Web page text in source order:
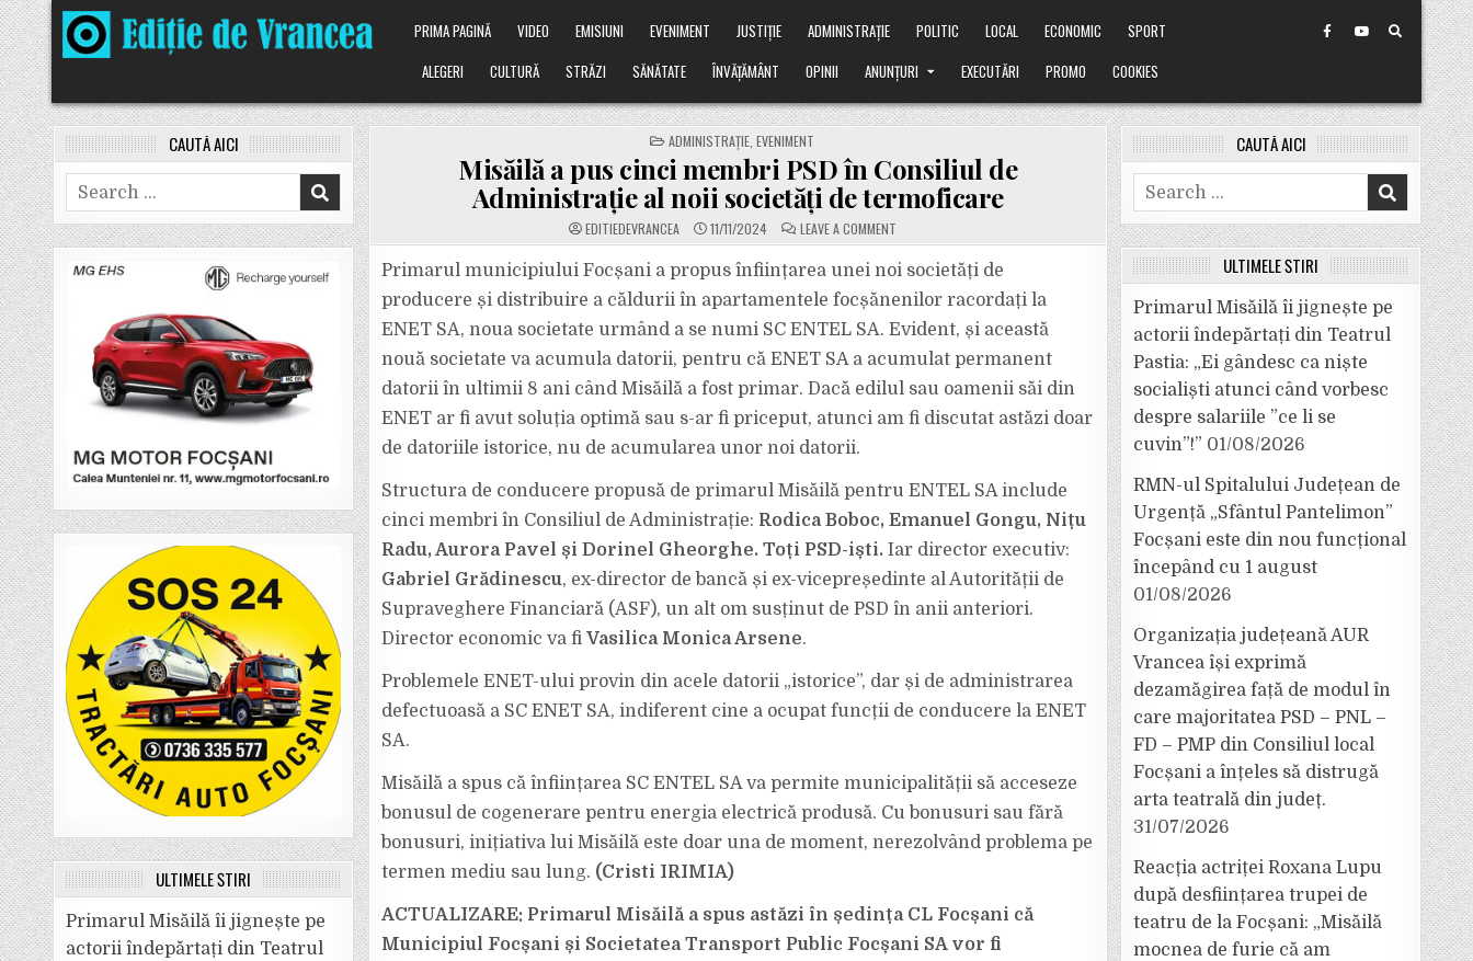
Skip
to
content
PRIMA PAGINĂ VIDEO EMISIUNI EVENIMENT JUSTIȚIE ADMINISTRAȚIE POLITIC LOCAL ECONOMIC
SPORT
ALEGERI
CULTURĂ STRĂZI SĂNĂTATE ÎNVĂȚĂMÂNT OPINII ANUNȚURI EXECUTĂRI PROMO COOKIES
POSTED
IN
ADMINISTRAȚIE ,EVENIMENT
Misăilă a pus cinci membri PSD în Consiliul de
Administrație al noii societăți de termoficare
EDITIEDEVRANCEA 11/11/2024 LEAVE A COMMENTON
MISĂILĂ
PUS
CINCI
MEMBRI
PSD
ÎN
CONSILIUL
ADMINISTRAȚIE
NOII
SOCIETĂȚI
DE
TERMOFICARE
Primarul municipiului Focșani a propus înființarea unei noi societăți de
producere și distribuire a căldurii în apartamentele focșănenilor racordați la
ENET SA, noua societate urmând a se numi SC ENTEL SA. Evident, și această
nouă societate va acumula datorii, pentru că ENET SA a acumulat permanent
datorii în ultimii 8 ani când Misăilă a fost primar. Dacă edilul sau oamenii săi din
ENET ar fi avut soluția optimă sau s-ar fi priceput, atunci am fi discutat astăzi doar
de datoriile istorice, nu de acumularea unor noi datorii.
Structura de conducere propusă de primarul Misăilă pentru ENTEL SA include
cinci membri în Consiliul de Administrație: Rodica Boboc, Emanuel Gongu, Nițu
Radu, Aurora Pavel și Dorinel Gheorghe. Toți PSD-iști.Iar director executiv:
Gabriel Grădinescu, ex-director de bancă și ex-vicepreședinte al Autorității de
Supraveghere Financiară (ASF), un alt om susținut de PSD în anii anteriori.
Director economic va fi Vasilica Monica Arsene.
Problemele ENET-ului provin din acele datorii „istorice”, dar și de administrarea
defectuoasă a SC ENET SA, indiferent cine a ocupat funcții de conducere la ENET
SA.
Misăilă a spus că înființarea SC ENTEL SA va permite municipalității să acceseze
bonusul de cogenerare pentru energia electrică produsă. Cu bonusuri sau fără
bonusuri, inițiativa lui Misăilă este doar una de moment, nerezolvând problema pe
termen mediu sau lung. (Cristi IRIMIA)
ACTUALIZARE: Primarul Misăilă a spus astăzi în ședința CL Focșani că
Municipiul Focșani și Societatea Transport Public Focșani SA vor fi
CAUTĂ AICI
Search
for:
ULTIMELE ȘTIRI
Primarul Misăilă îi jignește pe
actorii îndepărtați din Teatrul
CAUTĂ AICI
Search
for:
ULTIMELE ȘTIRI
Primarul Misăilă îi jignește pe
actorii îndepărtați din Teatrul
Pastia: „Ei gândesc ca niște
socialiști atunci când vorbesc
despre salariile ”ce li se
cuvin”!” 01/08/2026
RMN-ul Spitalului Județean de
Urgență „Sfântul Pantelimon”
Focșani este din nou funcțional
începând cu 1 august
01/08/2026
Organizația județeană AUR
Vrancea își exprimă
dezamăgirea față de modul în
care majoritatea PSD – PNL –
FD – PMP din Consiliul local
Focșani a înțeles să distrugă
arta teatrală din județ.
31/07/2026
Reacția actriței Roxana Lupu
după desființarea trupei de
teatru de la Focșani: „Misăilă
mocnea de furie că am